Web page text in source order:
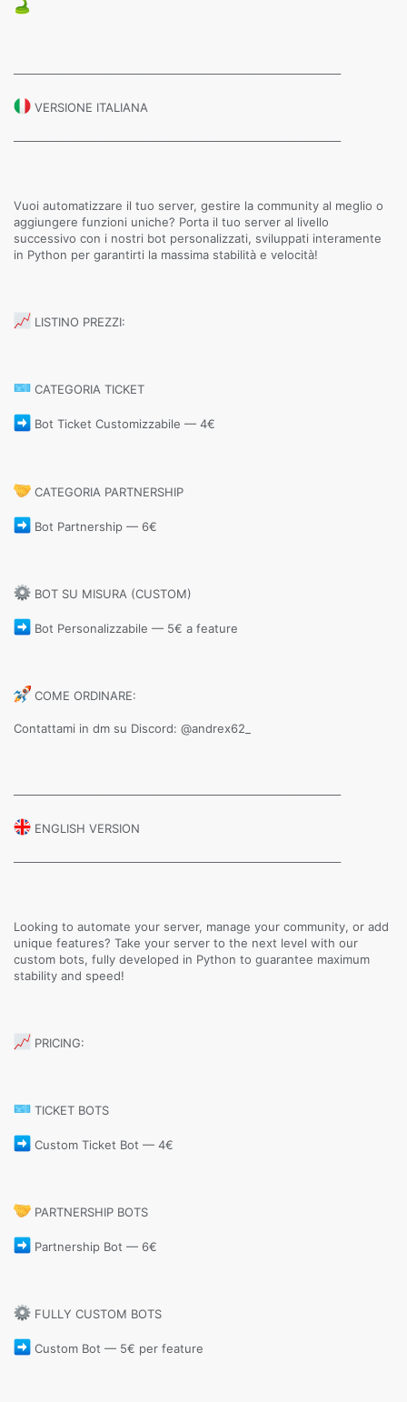
────────────────────────────────────────
VERSIONE ITALIANA
────────────────────────────────────────
Vuoi automatizzare il tuo server, gestire la community al meglio o
aggiungere funzioni uniche? Porta il tuo server al livello
successivo con i nostri bot personalizzati, sviluppati interamente
in Python per garantirti la massima stabilità e velocità!
LISTINO PREZZI:
CATEGORIA TICKET
Bot Ticket Customizzabile — 4€
CATEGORIA PARTNERSHIP
Bot Partnership — 6€
BOT SU MISURA (CUSTOM)
Bot Personalizzabile — 5€ a feature
COME ORDINARE:
Contattami in dm su Discord: @andrex62_
────────────────────────────────────────
ENGLISH VERSION
────────────────────────────────────────
Looking to automate your server, manage your community, or add
unique features? Take your server to the next level with our
custom bots, fully developed in Python to guarantee maximum
stability and speed!
PRICING:
TICKET BOTS
Custom Ticket Bot — 4€
PARTNERSHIP BOTS
Partnership Bot — 6€
FULLY CUSTOM BOTS
Custom Bot — 5€ per feature